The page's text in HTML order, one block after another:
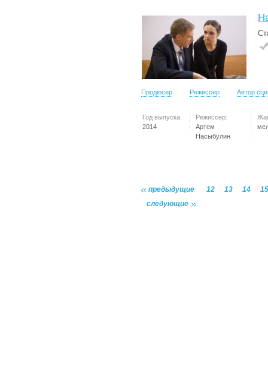
Продюсер Режиссер Автор
Год выпуска:
2014
Режиссер:
Артем
Насыбулин
предыдущие 12 13 14
15
следующие